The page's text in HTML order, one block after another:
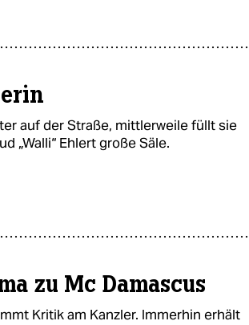
auf der Straße, mittlerweile füllt sie
„Walli“ Ehlert große Säle.
zu Mc Damascus
Kritik am Kanzler. Immerhin erhält